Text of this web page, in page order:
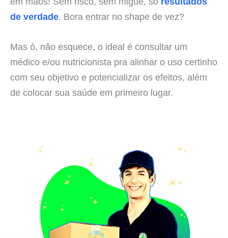
de verdade. Bora entrar no shape de vez?
Mas ó, não esquece, o ideal é consultar um
médico e/ou nutricionista pra alinhar o uso certinho
com seu objetivo e potencializar os efeitos, além
de colocar sua saúde em primeiro lugar.